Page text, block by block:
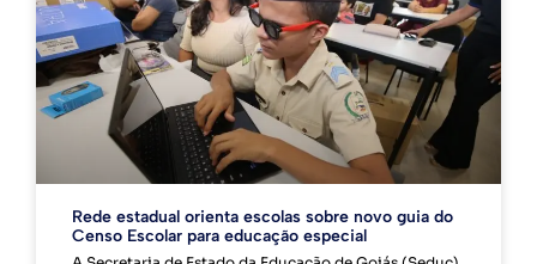
Rede estadual orienta escolas sobre novo guia do
Censo Escolar para educação especial